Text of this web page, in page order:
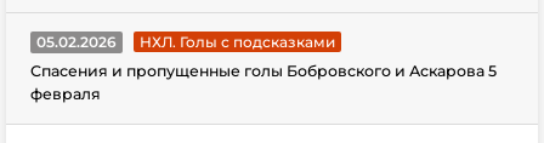
05.02.2026
НХЛ. Голы с подсказками
Спасения и пропущенные голы Бобровского и Аскарова 5
февраля